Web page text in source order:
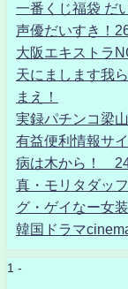
一番くじ福袋 だ
声優だいすき！
大阪エキストラ
天にまします我
まえ！
実録パチンコ梁
有益便利情報サ
病は木から！
真・モリタダッ
グ・ゲイなー女
韓国ドラマ
1 -